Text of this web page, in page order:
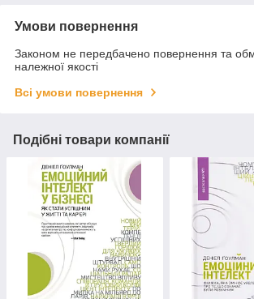
Умови повернення
Законом не передбачено повернення та
належної якості
Всі умови повернення
Подібні товари компанії